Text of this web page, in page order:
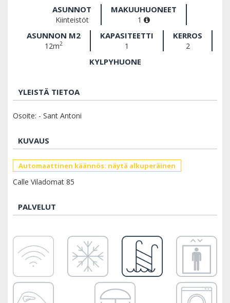
ASUNNOT
Kiinteistöt
MAKUUHUONEET
1
ASUNNON M2
12m2
KAPASITEETTI
1
KERROS
2
KYLPYHUONE
YLEISTÄ TIETOA
Osoite: - Sant Antoni
KUVAUS
Automaattinen käännös: näytä alkuperäinen
Calle Viladomat 85
PALVELUT